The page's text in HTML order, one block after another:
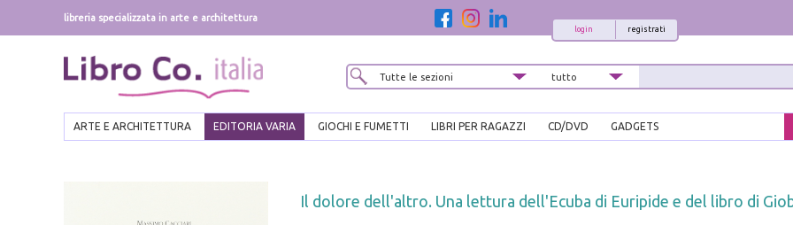
libreria specializzata in arte e architettura
registrati
login
ARTE E ARCHITETTURA EDITORIA VARIA GIOCHI E FUMETTI LIBRI PER RAGAZZI CD/DVD GADGETS
Il dolore dell'altro. Una lettura dell'Ecuba di Euripide e del libro di